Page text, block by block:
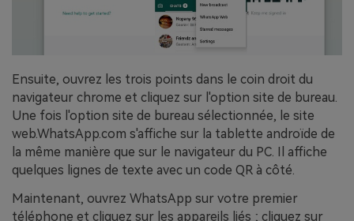
Ensuite, ouvrez les trois points dans le coin droit du
navigateur chrome et cliquez sur l'option site de bureau.
Une fois l'option site de bureau sélectionnée, le site
web.WhatsApp.com s'affiche sur la tablette androïde de
la même manière que sur le navigateur du PC. Il affiche
quelques lignes de texte avec un code QR à côté.
Maintenant, ouvrez WhatsApp sur votre premier
téléphone et cliquez sur les appareils liés ; cliquez sur